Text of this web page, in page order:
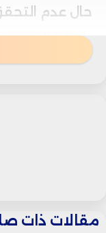
حال عدم
عامًا كإجراء
ويأتي هذا
قضائية
تهدف الشركة
العام كجزء من
مقالات ذات